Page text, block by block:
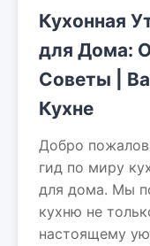
Кухонная
для Дома:
Советы |
Кухне
Добро
гид по миру
для дома. Мы
кухню не
настоящему